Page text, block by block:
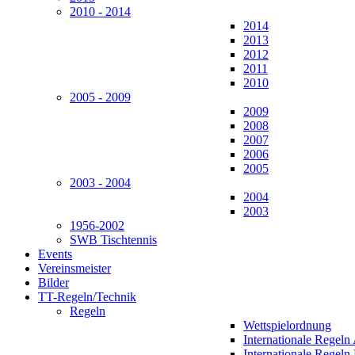
2010 - 2014
2014
2013
2012
2011
2010
2005 - 2009
2009
2008
2007
2006
2005
2003 - 2004
2004
2003
1956-2002
SWB Tischtennis
Events
Vereinsmeister
Bilder
TT-Regeln/Technik
Regeln
Wettspielordnung
Internationale Regeln